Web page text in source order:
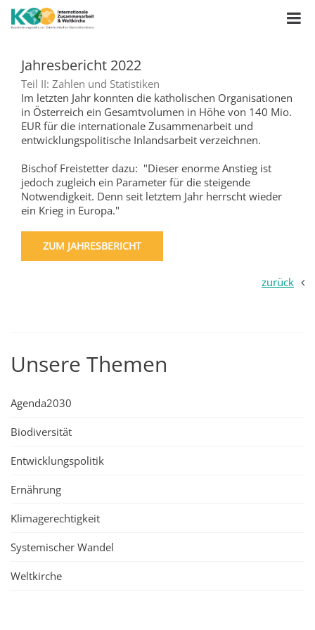
Jahresbericht 2022
Teil II: Zahlen und Statistiken
Im letzten Jahr konnten die katholischen Organisationen
in Österreich ein Gesamtvolumen in Höhe von 140 Mio.
EUR für die internationale Zusammenarbeit und
entwicklungspolitische Inlandsarbeit verzeichnen.
Bischof Freistetter dazu: "Dieser enorme Anstieg ist
jedoch zugleich ein Parameter für die steigende
Notwendigkeit. Denn seit letztem Jahr herrscht wieder
ein Krieg in Europa."
ZUM JAHRESBERICHT
zurück
Unsere Themen
Agenda2030
Biodiversität
Entwicklungspolitik
Ernährung
Klimagerechtigkeit
Systemischer Wandel
Weltkirche